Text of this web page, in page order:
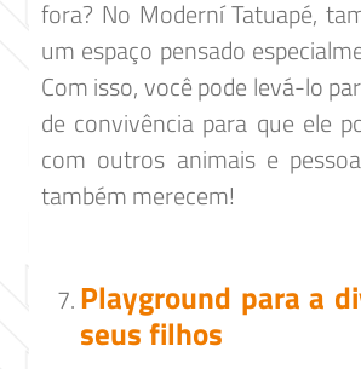
fora? No Moderní Tatuapé,
um espaço pensado
Com isso, você pode levá-lo
de convivência para que ele
com outros animais e
também merecem!
Playground para a
seus filhos